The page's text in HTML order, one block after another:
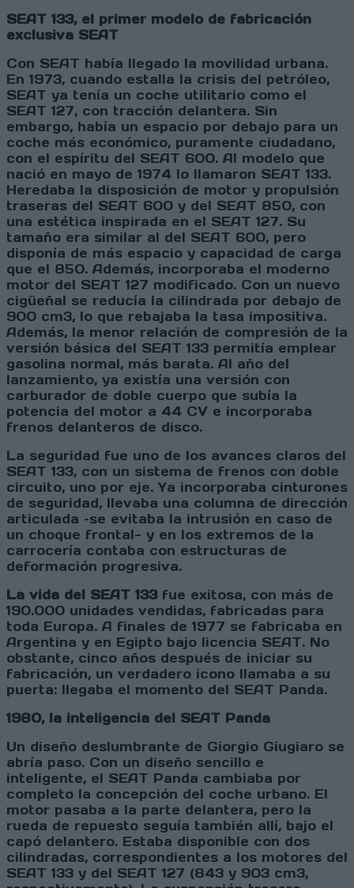
SEAT 133, el primer modelo de fabricación
exclusiva SEAT
Con SEAT había llegado la movilidad urbana.
En 1973, cuando estalla la crisis del petróleo,
SEAT ya tenía un coche utilitario como el
SEAT 127, con tracción delantera. Sin
embargo, había un espacio por debajo para un
coche más económico, puramente ciudadano,
con el espíritu del SEAT 600. Al modelo que
nació en mayo de 1974 lo llamaron SEAT 133.
Heredaba la disposición de motor y propulsión
traseras del SEAT 600 y del SEAT 850, con
una estética inspirada en el SEAT 127. Su
tamaño era similar al del SEAT 600, pero
disponía de más espacio y capacidad de carga
que el 850. Además, incorporaba el moderno
motor del SEAT 127 modificado. Con un nuevo
cigüeñal se reducía la cilindrada por debajo de
900 cm3, lo que rebajaba la tasa impositiva.
Además, la menor relación de compresión de la
versión básica del SEAT 133 permitía emplear
gasolina normal, más barata. Al año del
lanzamiento, ya existía una versión con
carburador de doble cuerpo que subía la
potencia del motor a 44 CV e incorporaba
frenos delanteros de disco.
La seguridad fue uno de los avances claros del
SEAT 133, con un sistema de frenos con doble
circuito, uno por eje. Ya incorporaba cinturones
de seguridad, llevaba una columna de dirección
articulada –se evitaba la intrusión en caso de
un choque frontal- y en los extremos de la
carrocería contaba con estructuras de
deformación progresiva.
La vida del SEAT 133 fue exitosa, con más de
190.000 unidades vendidas, fabricadas para
toda Europa. A finales de 1977 se fabricaba en
Argentina y en Egipto bajo licencia SEAT. No
obstante, cinco años después de iniciar su
fabricación, un verdadero icono llamaba a su
puerta: llegaba el momento del SEAT Panda.
1980, la inteligencia del SEAT Panda
Un diseño deslumbrante de Giorgio Giugiaro se
abría paso. Con un diseño sencillo e
inteligente, el SEAT Panda cambiaba por
completo la concepción del coche urbano. El
motor pasaba a la parte delantera, pero la
rueda de repuesto seguía también allí, bajo el
capó delantero. Estaba disponible con dos
cilindradas, correspondientes a los motores del
SEAT 133 y del SEAT 127 (843 y 903 cm3,